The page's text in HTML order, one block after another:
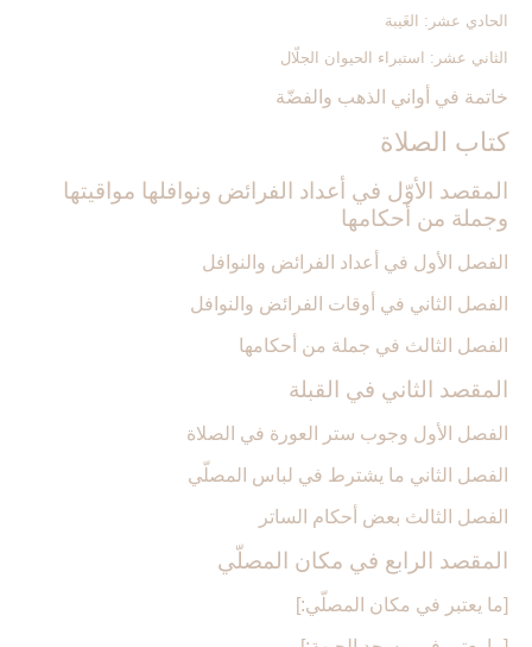
الحادي عشر: الغَيبة
الثاني عشر: استبراء الحيوان الجلّال
خاتمة في أواني الذهب والفضّة
كتاب الصلاة
المقصد الأوّل في أعداد الفرائض ونوافلها مواقيتها
وجملة من أحكامها
الفصل الأول في أعداد الفرائض والنوافل‏
الفصل الثاني في أوقات الفرائض والنوافل‏
الفصل الثالث في جملة من أحكامها
المقصد الثاني في القبلة
الفصل الأول وجوب ستر العورة في الصلاة
الفصل الثاني ما يشترط في لباس المصلّي‏
الفصل الثالث بعض أحكام الساتر
المقصد الرابع في مكان المصلّي‏
[ما يعتبر في مكان المصلّي:]